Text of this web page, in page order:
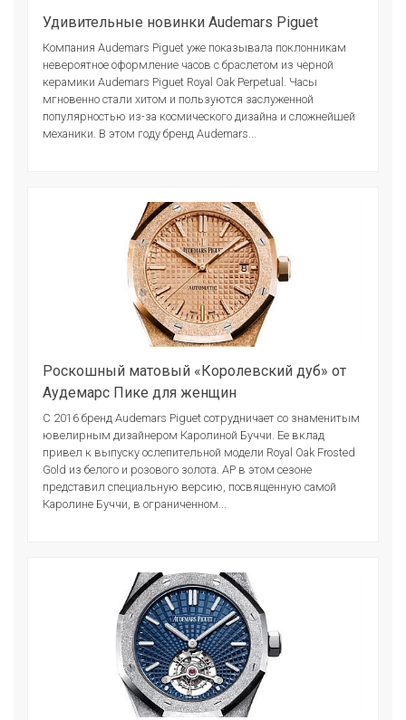
Удивительные новинки Audemars Piguet
Компания Audemars Piguet уже показывала поклонникам
невероятное оформление часов с браслетом из черной
керамики Audemars Piguet Royal Oak Perpetual. Часы
мгновенно стали хитом и пользуются заслуженной
популярностью из-за космического дизайна и сложнейшей
механики. В этом году бренд Audemars...
Роскошный матовый «Королевский дуб» от
Аудемарс Пике для женщин
С 2016 бренд Audemars Piguet сотрудничает со знаменитым
ювелирным дизайнером Каролиной Буччи. Ее вклад
привел к выпуску ослепительной модели Royal Oak Frosted
Gold из белого и розового золота. AP в этом сезоне
представил специальную версию, посвященную самой
Каролине Буччи, в ограниченном...